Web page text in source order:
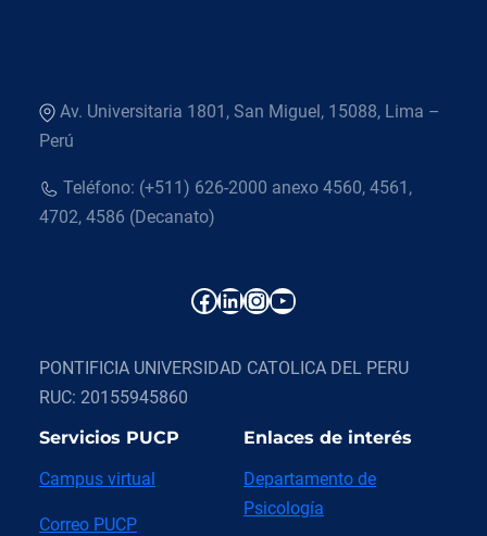
Av. Universitaria 1801, San Miguel, 15088, Lima –
Perú
Teléfono: (+511) 626-2000 anexo 4560, 4561,
4702, 4586 (Decanato)
Facebook LinkedIn InstagramYouTube
PONTIFICIA UNIVERSIDAD CATOLICA DEL PERU
RUC: 20155945860
Servicios PUCP
Campus virtual
Correo PUCP
Enlaces de interés
Departamento de
Psicología